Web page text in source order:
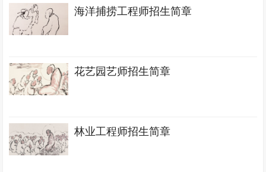
海洋捕捞工程师招生简章
花艺园艺师招生简章
林业工程师招生简章